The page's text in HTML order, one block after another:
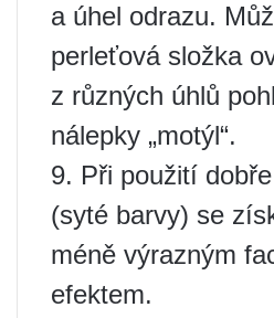
a úhel odrazu.
perleťová složka
z různých úhlů
nálepky „motýl“.
9. Při použití
(syté barvy) se
méně výrazným
efektem.